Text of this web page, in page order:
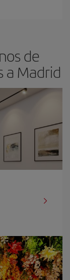
de
a Madrid